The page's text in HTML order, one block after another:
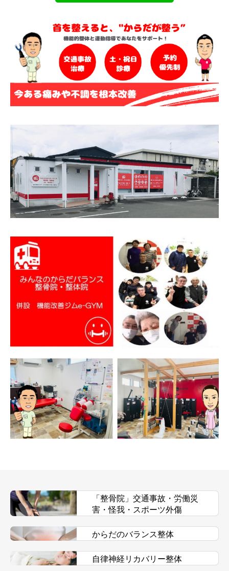
「整骨院」交通事故・労働災
害・怪我・スポーツ外傷
からだのバランス整体
自律神経リカバリー整体